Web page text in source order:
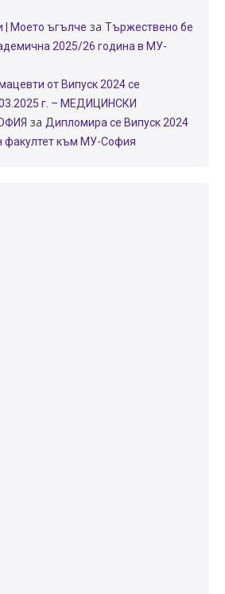
| Моето ъгълче за Тържествено бе
2025/26 година в МУ-
от Випуск 2024 се
г. – МЕДИЦИНСКИ
за Дипломира се Випуск 2024
факултет към МУ-София